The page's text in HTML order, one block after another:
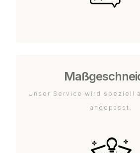
Unser Service wird speziell
angepasst.